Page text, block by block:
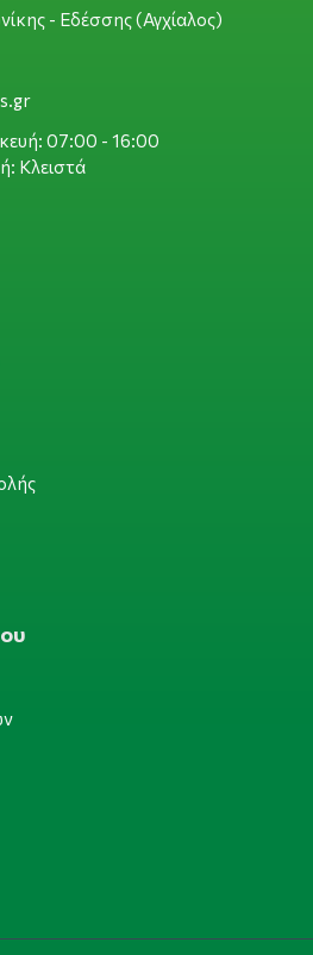
- Εδέσσης (Αγχίαλος)
07:00 - 16:00
Κλειστά